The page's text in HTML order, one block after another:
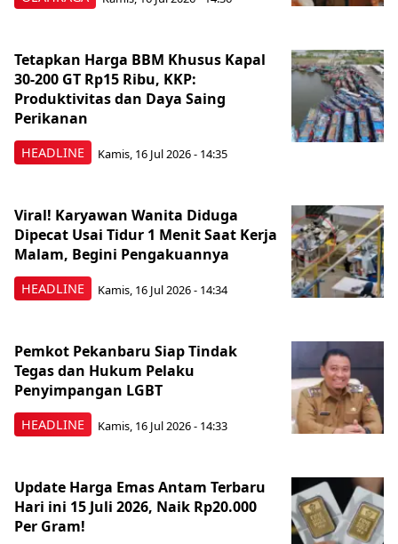
HEADLINE
Tetapkan Harga BBM Khusus Kapal
30-200 GT Rp15 Ribu, KKP:
Produktivitas dan Daya Saing
Perikanan
Kamis, 16 Jul 2026 - 14:35
HEADLINE
Viral! Karyawan Wanita Diduga
Dipecat Usai Tidur 1 Menit Saat Kerja
Malam, Begini Pengakuannya
Kamis, 16 Jul 2026 - 14:34
HEADLINE
Pemkot Pekanbaru Siap Tindak
Tegas dan Hukum Pelaku
Penyimpangan LGBT
Kamis, 16 Jul 2026 - 14:33
Update Harga Emas Antam Terbaru
Hari ini 15 Juli 2026, Naik Rp20.000
Per Gram!